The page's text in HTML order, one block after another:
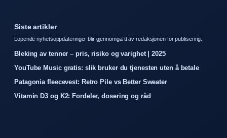
Siste artikler
Lopende nyhetsoppdateringer blir gjennomga tt av redaksjonen for publisering.
Bleking av tenner – pris, risiko og varighet | 2025
YouTube Music gratis: slik bruker du tjenesten uten å betale
Patagonia fleecevest: Retro Pile vs Better Sweater
Vitamin D3 og K2: Fordeler, dosering og råd